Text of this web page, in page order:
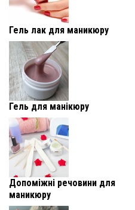
Гель лак для маникюру
Гель для манікюру
Допоміжні речовини для
маникюру